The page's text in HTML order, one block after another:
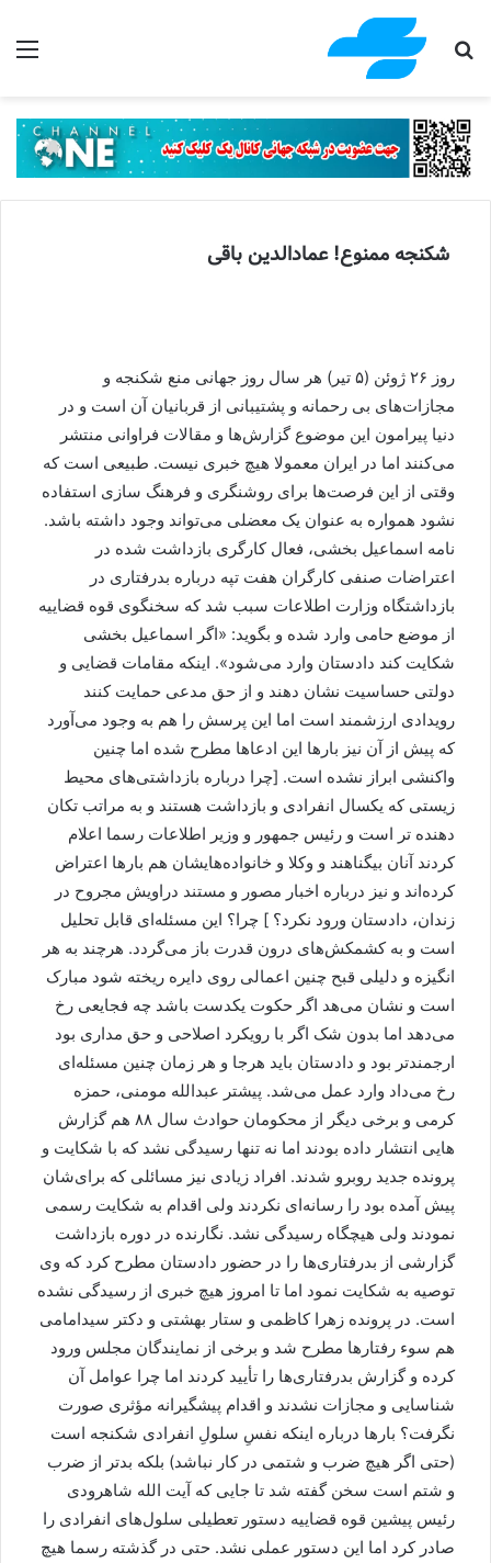
جستجو برای
شکنجه ممنوع! عمادالدین باقی
روز ۲۶ ژوئن (۵ تیر) هر سال روز جهانی منع شکنجه و
مجازات‌های بی رحمانه و پشتیبانی از قربانیان آن است و در
دنیا پیرامون این موضوع گزارش‌ها و مقالات فراوانی منتشر
می‌کنند اما در ایران معمولا هیچ خبری نیست. طبیعی است که
وقتی از این فرصت‌ها برای روشنگری و فرهنگ سازی استفاده
نشود همواره به عنوان یک معضلی می‌تواند وجود داشته باشد.
نامه اسماعیل بخشی، فعال کارگری بازداشت شده در
اعتراضات صنفی کارگران هفت تپه درباره بدرفتاری در
بازداشتگاه وزارت اطلاعات سبب شد که سخنگوی قوه قضاییه
از موضع حامی وارد شده و بگوید: «اگر اسماعیل بخشی
شکایت کند دادستان وارد می‌شود». اینکه مقامات قضایی و
دولتی حساسیت نشان دهند و از حق مدعی حمایت کنند
رویدادی ارزشمند است اما این پرسش را هم به وجود می‌آورد
که پیش از آن نیز بارها این ادعاها مطرح شده اما چنین
واکنشی ابراز نشده است. [چرا درباره بازداشتی‌های محیط
زیستی که یکسال انفرادی و بازداشت هستند و به مراتب تکان
دهنده تر است و رئیس جمهور و وزیر اطلاعات رسما اعلام
کردند آنان بیگناهند و وکلا و خانواده‌هایشان هم بارها اعتراض
کرده‌اند و نیز درباره اخبار مصور و مستند دراویش مجروح در
زندان، دادستان ورود نکرد؟ ] چرا؟ این مسئله‌ای قابل تحلیل
است و به کشمکش‌های درون قدرت باز می‌گردد. هرچند به هر
انگیزه و دلیلی قبح چنین اعمالی روی دایره ریخته شود مبارک
است و نشان می‌هد اگر حکوت یکدست باشد چه فجایعی رخ
می‌دهد اما بدون شک اگر با رویکرد اصلاحی و حق مداری بود
ارجمندتر بود و دادستان باید هرجا و هر زمان چنین مسئله‌ای
رخ می‌داد وارد عمل می‌شد. پیشتر عبدالله مومنی، حمزه
کرمی و برخی دیگر از محکومان حوادث سال ۸۸ هم گزارش
هایی انتشار داده بودند اما نه تنها رسیدگی نشد که با شکایت و
پرونده جدید روبرو شدند. افراد زیادی نیز مسائلی که برای‌شان
پیش آمده بود را رسانه‌ای نکردند ولی اقدام به شکایت رسمی
نمودند ولی هیچگاه رسیدگی نشد. نگارنده در دوره بازداشت
گزارشی از بدرفتاری‌ها را در حضور دادستان مطرح کرد که وی
توصیه به شکایت نمود اما تا امروز هیچ خبری از رسیدگی نشده
است. در پرونده زهرا کاظمی و ستار بهشتی و دکتر سیدامامی
هم سوء رفتارها مطرح شد و برخی از نمایندگان مجلس ورود
کرده و گزارش بدرفتاری‌ها را تأیید کردند اما چرا عوامل آن
شناسایی و مجازات نشدند و اقدام پیشگیرانه مؤثری صورت
نگرفت؟ بارها درباره اینکه نفسِ سلولِ انفرادی شکنجه است
(حتی اگر هیچ ضرب و شتمی در کار نباشد) بلکه بدتر از ضرب
و شتم است سخن گفته شد تا جایی که آیت الله شاهرودی
رئیس پیشین قوه قضاییه دستور تعطیلی سلول‌های انفرادی را
صادر کرد اما این دستور عملی نشد. حتی در گذشته رسما هیچ